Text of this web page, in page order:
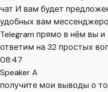
чат И вам будет
удобных вам
Telegram прямо в нём вы
ответим на 32 простых
08:47
Speaker A
получите мои выводы о